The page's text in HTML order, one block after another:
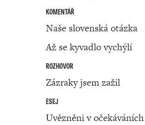
KOMENTÁŘ
Naše slovenská otázka
Až se kyvadlo vychýlí
ROZHOVOR
Zázraky jsem zažil
ESEJ
Uvězněni v očekáváních